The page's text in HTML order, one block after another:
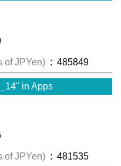
of JPYen) : 485849
in Apps
of JPYen) : 481535